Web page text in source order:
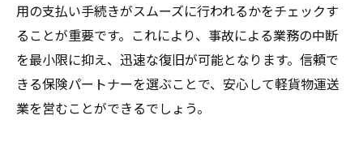
用の支払い手続きがスムーズに行われるかをチェックす
ることが重要です。これにより、事故による業務の中断
を最小限に抑え、迅速な復旧が可能となります。信頼で
きる保険パートナーを選ぶことで、安心して軽貨物運送
業を営むことができるでしょう。